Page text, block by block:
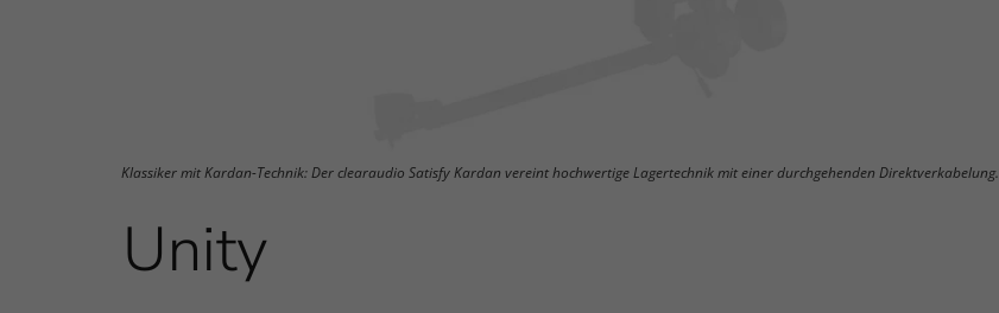
Klassiker mit Kardan-Technik: Der clearaudio Satisfy Kardan vereint hochwertige Lagertechnik mit einer durchgehenden Direktverkabelung.
Unity